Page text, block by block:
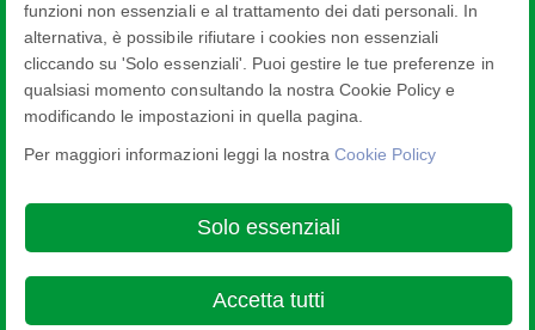
PilkingtonActiv Suncool™
Head Office - 3-5-27 Mita Minato-ku Tokyo
funzioni non essenziali e al trattamento dei dati personali. In
alternativa, è possibile rifiutare i cookies non essenziali
cliccando su 'Solo essenziali'. Puoi gestire le tue preferenze in
qualsiasi momento consultando la nostra Cookie Policy e
modificando le impostazioni in quella pagina.
Per maggiori informazioni leggi la nostra Cookie Policy
Solo essenziali
Accetta tutti